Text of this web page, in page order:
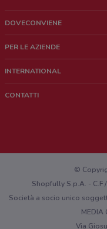
DOVECONVIENE
Chi siamo
Lavora con noi
PER LE AZIENDE
Richieste commerciali e
INTERNATIONAL
CONTATTI
Hai un malfunzionamento sul
©
Shopfully S.p.A. - C.F
Società a socio unico
Via